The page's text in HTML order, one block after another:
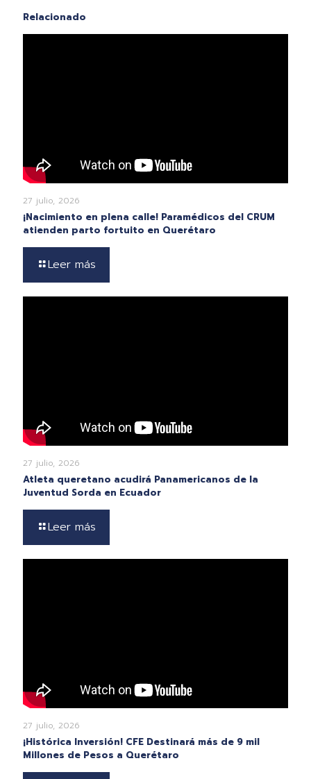
Relacionado
27 julio, 2026
¡Nacimiento en plena calle! Paramédicos del CRUM
atienden parto fortuito en Querétaro
Leer más
27 julio, 2026
Atleta queretano acudirá Panamericanos de la
Juventud Sorda en Ecuador
Leer más
27 julio, 2026
¡Histórica Inversión! CFE Destinará más de 9 mil
Millones de Pesos a Querétaro